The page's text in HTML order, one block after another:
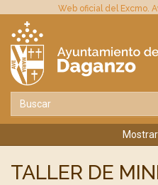
Web oficial del Excmo.
TALLER DE